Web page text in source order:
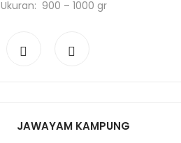
Ukuran: 900 – 1000 gr
JAWAYAM KAMPUNG